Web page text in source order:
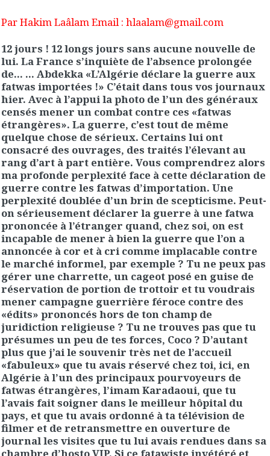
Par Hakim Laâlam Email : hlaalam@gmail.com
12 jours ! 12 longs jours sans aucune nouvelle de
lui. La France s’inquiète de l’absence prolongée
de… … Abdekka «L’Algérie déclare la guerre aux
fatwas importées !» C’était dans tous vos journaux
hier. Avec à l’appui la photo de l’un des généraux
censés mener un combat contre ces «fatwas
étrangères». La guerre, c’est tout de même
quelque chose de sérieux. Certains lui ont
consacré des ouvrages, des traités l’élevant au
rang d’art à part entière. Vous comprendrez alors
ma profonde perplexité face à cette déclaration de
guerre contre les fatwas d’importation. Une
perplexité doublée d’un brin de scepticisme. Peut-
on sérieusement déclarer la guerre à une fatwa
prononcée à l’étranger quand, chez soi, on est
incapable de mener à bien la guerre que l’on a
annoncée à cor et à cri comme implacable contre
le marché informel, par exemple ? Tu ne peux pas
gérer une charrette, un cageot posé en guise de
réservation de portion de trottoir et tu voudrais
mener campagne guerrière féroce contre des
«édits» prononcés hors de ton champ de
juridiction religieuse ? Tu ne trouves pas que tu
présumes un peu de tes forces, Coco ? D’autant
plus que j’ai le souvenir très net de l’accueil
«fabuleux» que tu avais réservé chez toi, ici, en
Algérie à l’un des principaux pourvoyeurs de
fatwas étrangères, l’imam Karadaoui, que tu
l’avais fait soigner dans le meilleur hôpital du
pays, et que tu avais ordonné à ta télévision de
filmer et de retransmettre en ouverture de
journal les visites que tu lui avais rendues dans sa
chambre d’hosto VIP. Si ce fatawiste invétéré et